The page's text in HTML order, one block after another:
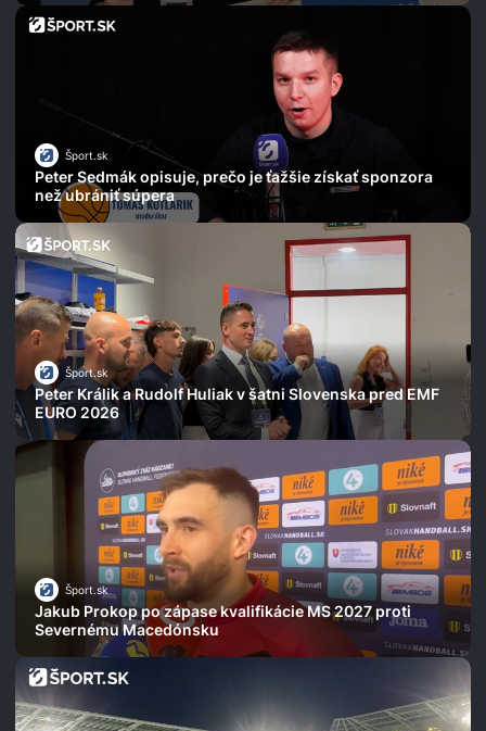
Šport.sk
Peter Sedmák opisuje, prečo je ťažšie získať sponzora
než ubrániť súpera
Šport.sk
Peter Králik a Rudolf Huliak v šatni Slovenska pred EMF
EURO 2026
Šport.sk
Jakub Prokop po zápase kvalifikácie MS 2027 proti
Severnému Macedónsku